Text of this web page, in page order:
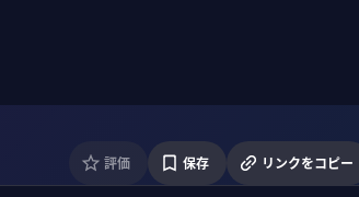
評価 保存 リンクをコピー